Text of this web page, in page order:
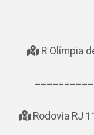
R Olímpia
Rodovia RJ